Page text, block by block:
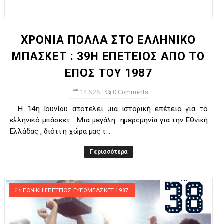
Ο δρόμος για τον 29ο τελικό κυπέλλου ανδρών ΕΣΚΑΝΑ
U21: Τεράστια πρόκριση για τον Πανελευσινιακό στον
Γ΄ανδρών play offs : "Σκληρό" καρύδι η Φιλία Περάματος
ΧΡΟΝΙΑ ΠΟΛΛΑ ΣΤΟ ΕΛΛΗΝΙΚΟ
ΜΠΑΣΚΕΤ : 39Η ΕΠΕΤΕΙΟΣ ΑΠΟ ΤΟ
ΕΠΟΣ ΤΟΥ 1987
14.6.26 0 Comments
Η 14η Ιουνίου αποτελεί μια ιστορική επέτειο για το
ελληνικό μπάσκετ . Μια μεγάλη ημερομηνία για την Εθνική
Ελλάδας , διότι η χώρα μας τ...
Περισσότερα
ΕΘΝΙΚΗ ΕΠΕΤΕΙΟΣ ΕΥΡΩΜΠΑΣΚΕΤ 1987